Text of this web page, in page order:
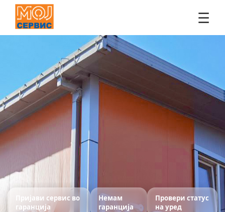
☰
Пријави сервис во
гаранција
Немам
гаранција
Провери статус
на уред